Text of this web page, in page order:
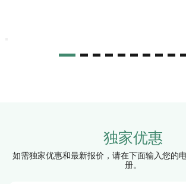
独家优惠
如需独家优惠和最新报价，请在下面输入您的
册。